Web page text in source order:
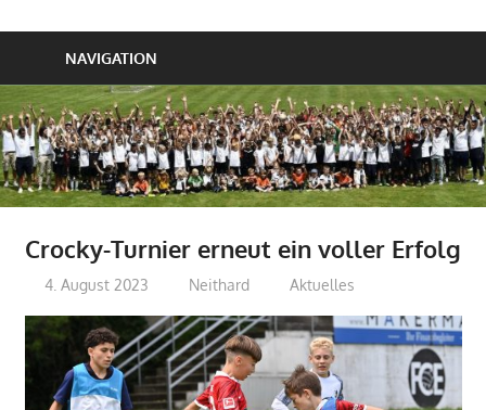
NAVIGATION
Crocky-Turnier erneut ein voller Erfolg
4. August 2023 Neithard Aktuelles